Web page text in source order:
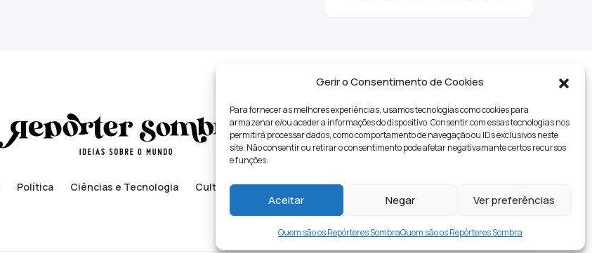
Gerir o Consentimento de Cookies
Para fornecer as melhores experiências, usamos tecnologias como cookies para
armazenar e/ou aceder a informações do dispositivo. Consentir com essas tecnologias nos
permitirá processar dados, como comportamento de navegação ou IDs exclusivos neste
site. Não consentir ou retirar o consentimento pode afetar negativamante certos recursos
e funções.
Aceitar Negar Ver preferências
Quem são os Repórteres SombraQuem são os Repórteres Sombra
Política Ciências e Tecnologia Cultura Lifestyle